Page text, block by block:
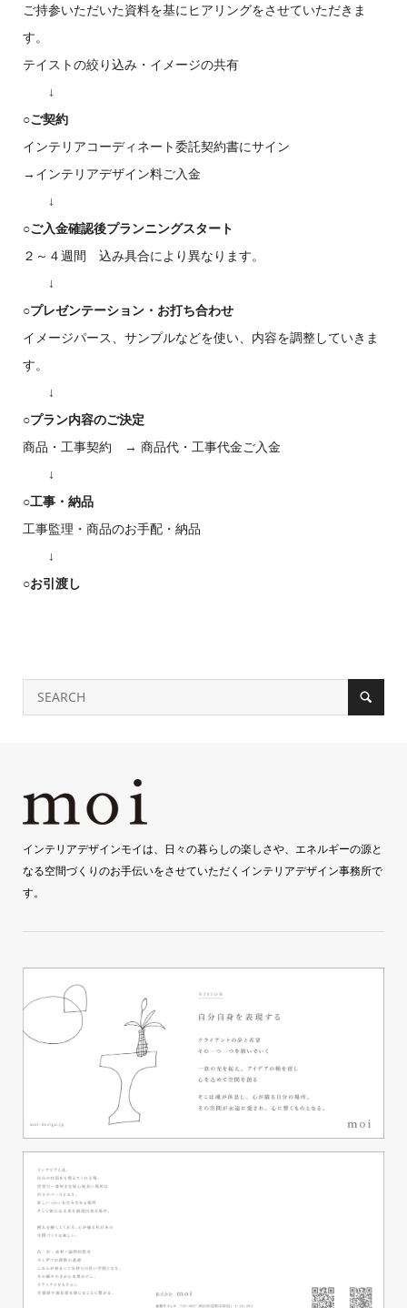
ご持参いただいた資料を基にヒアリングをさせていただきま
す。
テイストの絞り込み・イメージの共有
↓
○ご契約
インテリアコーディネート委託契約書にサイン
→インテリアデザイン料ご入金
↓
○ご入金確認後プランニングスタート
２～４週間 込み具合により異なります。
↓
○プレゼンテーション・お打ち合わせ
イメージパース、サンプルなどを使い、内容を調整していきま
す。
↓
○プラン内容のご決定
商品・工事契約 → 商品代・工事代金ご入金
↓
○工事・納品
工事監理・商品のお手配・納品
↓
○お引渡し
インテリアデザインモイは、日々の暮らしの楽しさや、エネルギーの源と
なる空間づくりのお手伝いをさせていただくインテリアデザイン事務所で
す。